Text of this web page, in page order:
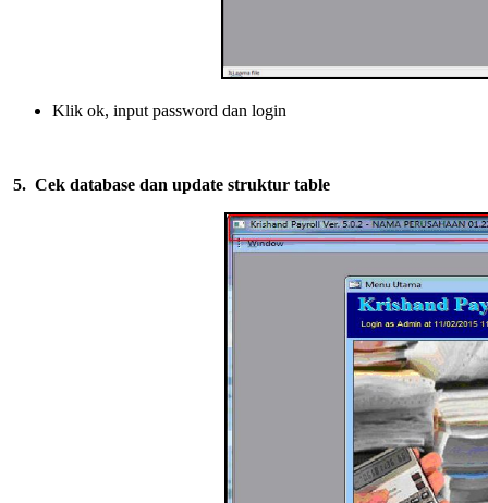
Klik ok, input password dan login
5. Cek database dan update struktur table